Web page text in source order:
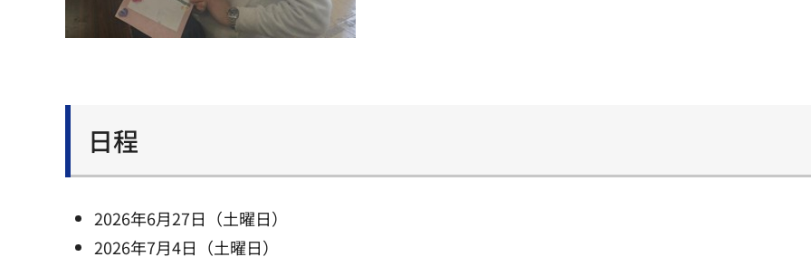
日程
2026年6月27日（土曜日）
2026年7月4日（土曜日）